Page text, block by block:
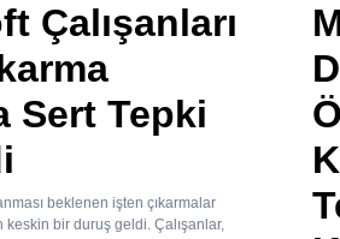
Çalışanları
Sert Tepki
beklenen işten çıkarmalar
bir duruş geldi. Çalışanlar,